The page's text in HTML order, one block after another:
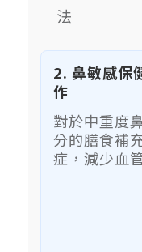
法
2. 鼻敏感保
作
對於中重度
分的膳食補
症，減少血